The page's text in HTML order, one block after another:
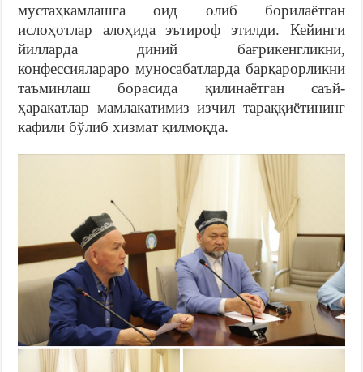
мустаҳкамлашга оид олиб борилаётган
ислоҳотлар алоҳида эътироф этилди. Кейинги
йилларда диний бағрикенгликни,
конфессиялараро муносабатларда барқарорликни
таъминлаш борасида қилинаётган саъй-
ҳаракатлар мамлакатимиз изчил тараққиётининг
кафили бўлиб хизмат қилмоқда.